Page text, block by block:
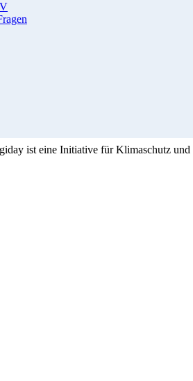
ist eine Initiative für Klimaschutz